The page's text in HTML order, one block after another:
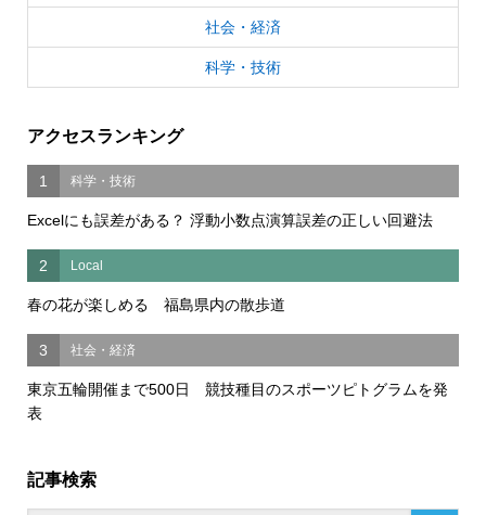
社会・経済
科学・技術
アクセスランキング
1 科学・技術
Excelにも誤差がある？ 浮動小数点演算誤差の正しい回避法
2 Local
春の花が楽しめる 福島県内の散歩道
3 社会・経済
東京五輪開催まで500日 競技種目のスポーツピトグラムを発
表
記事検索